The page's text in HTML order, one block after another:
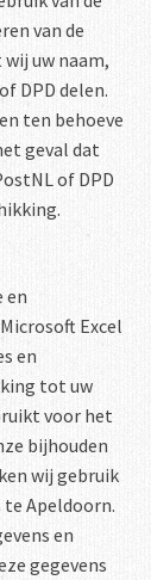
van de
uw naam,
DPD delen.
ten behoeve
geval dat
of DPD
en
Excel
en
tot uw
voor het
bijhouden
wij gebruik
Apeldoorn.
en
gegevens